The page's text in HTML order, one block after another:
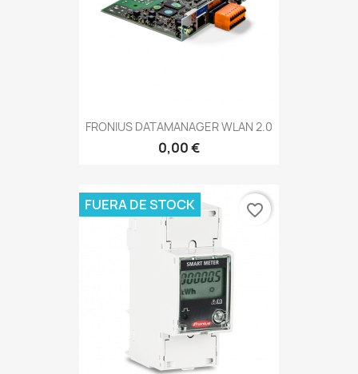
FRONIUS DATAMANAGER WLAN 2.0
0,00 €
FUERA DE STOCK favorite_border